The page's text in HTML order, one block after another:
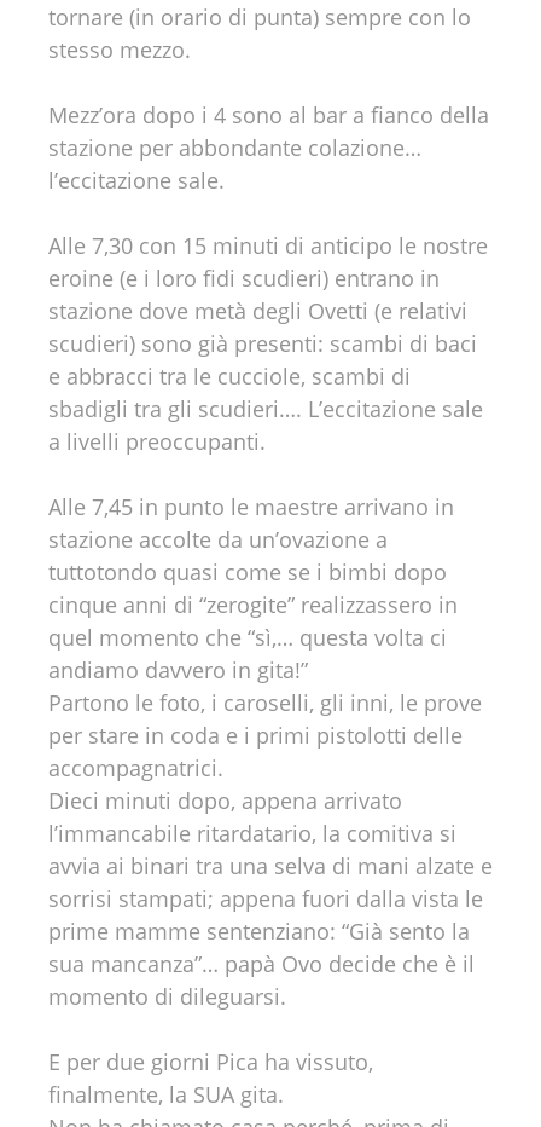
tornare (in orario di punta) sempre con lo
stesso mezzo.
Mezz’ora dopo i 4 sono al bar a fianco della
stazione per abbondante colazione…
l’eccitazione sale.
Alle 7,30 con 15 minuti di anticipo le nostre
eroine (e i loro fidi scudieri) entrano in
stazione dove metà degli Ovetti (e relativi
scudieri) sono già presenti: scambi di baci
e abbracci tra le cucciole, scambi di
sbadigli tra gli scudieri…. L’eccitazione sale
a livelli preoccupanti.
Alle 7,45 in punto le maestre arrivano in
stazione accolte da un’ovazione a
tuttotondo quasi come se i bimbi dopo
cinque anni di “zerogite” realizzassero in
quel momento che “sì,… questa volta ci
andiamo davvero in gita!”
Partono le foto, i caroselli, gli inni, le prove
per stare in coda e i primi pistolotti delle
accompagnatrici.
Dieci minuti dopo, appena arrivato
l’immancabile ritardatario, la comitiva si
avvia ai binari tra una selva di mani alzate e
sorrisi stampati; appena fuori dalla vista le
prime mamme sentenziano: “Già sento la
sua mancanza”… papà Ovo decide che è il
momento di dileguarsi.
E per due giorni Pica ha vissuto,
finalmente, la SUA gita.